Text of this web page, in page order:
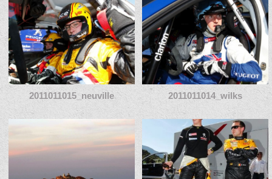
2011011015_neuville 2011011014_wilks